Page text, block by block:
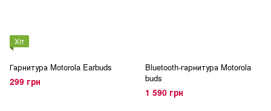
Хіт
Гарнитура Motorola Earbuds
299 грн
Bluetooth-гарнитура Motorola
buds
1 590 грн